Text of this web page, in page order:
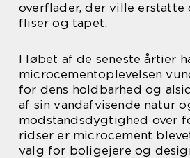
overflader, der ville
fliser og tapet.
I løbet af de seneste årtier
microcementoplevelsen
for dens holdbarhed og
af sin vandafvisende natur
modstandsdygtighed over
ridser er microcement
valg for boligejere og